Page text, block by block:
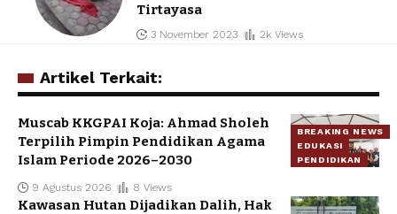
Tirtayasa
3 November 2023 2k Views
Artikel Terkait:
BREAKING NEWS
EDUKASI
PENDIDIKAN
Muscab KKGPAI Koja: Ahmad Sholeh
Terpilih Pimpin Pendidikan Agama
Islam Periode 2026–2030
9 Agustus 2026 8 Views
Kawasan Hutan Dijadikan Dalih, Hak